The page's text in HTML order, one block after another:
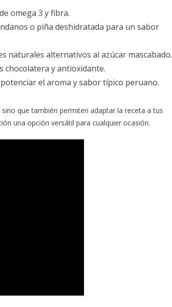
omega 3 y fibra.
o piña deshidratada para un sabor
naturales alternativos al azúcar mascabado.
chocolatera y antioxidante.
el aroma y sabor típico peruano.
que también permiten adaptar la receta a tus
una opción versátil para cualquier ocasión.